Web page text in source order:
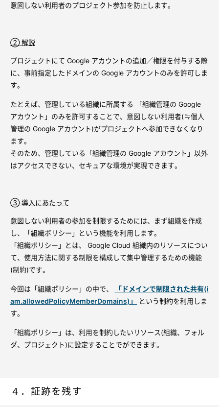
意図しない利用者のプロジェクト参加を防止します。
② 解説
プロジェクトにて Google アカウントの追加／権限を付与する際
に、事前指定したドメインの Google アカウントのみを許可しま
す。
たとえば、管理している組織に所属する 「組織管理の Google
アカウント」のみを許可することで、意図しない利用者(≒個人
管理の Google アカウント)がプロジェクトへ参加できなくなり
ます。
そのため、管理している「組織管理の Google アカウント」以外
はアクセスできない、セキュアな環境が実現できます。
③ 導入にあたって
意図しない利用者の参加を制限するためには、まず組織を作成
し、「組織ポリシー」という機能を利用します。
「組織ポリシー」とは、 Google Cloud 組織内のリソースについ
て、使用方法に関する制限を構成して集中管理するための機能
(制約)です。
今回は「組織ポリシー」の中で、
「ドメインで制限された共有(i
am.allowedPolicyMemberDomains)」
という制約を利用しま
す。
「組織ポリシー」は、利用を制約したいリソース(組織、フォル
ダ、プロジェクト)に設定することでができます。
４．証跡を残す